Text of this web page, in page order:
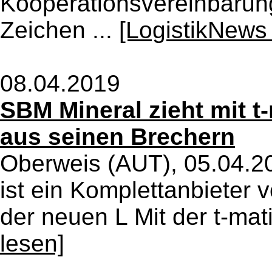
Zeichen ...
08.04.2019
SBM Mineral zieht mit
aus seinen Brechern
Oberweis (AUT),
ist ein Komplettanbieter
der neuen L Mit der t-
lesen]